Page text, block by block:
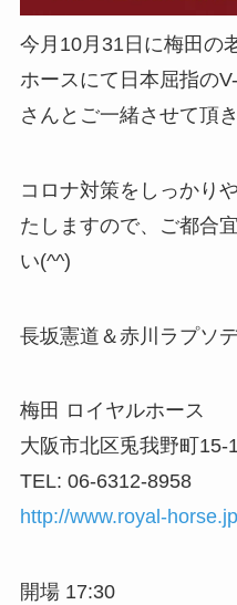
今月10月31日に梅田の
ホースにて日本屈指の
さんとご一緒させて頂
コロナ対策をしっかり
たしますので、ご都合
い(^^)
長坂憲道＆赤川ラプソ
梅田 ロイヤルホース
大阪市北区兎我野町15-
TEL: 06-6312-8958
http://www.royal-horse.jp
開場 17:30